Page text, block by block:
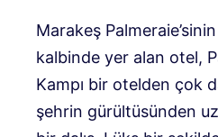
Marakeş
kalbinde yer alan otel,
Kampı bir otelden çok
şehrin gürültüsünden